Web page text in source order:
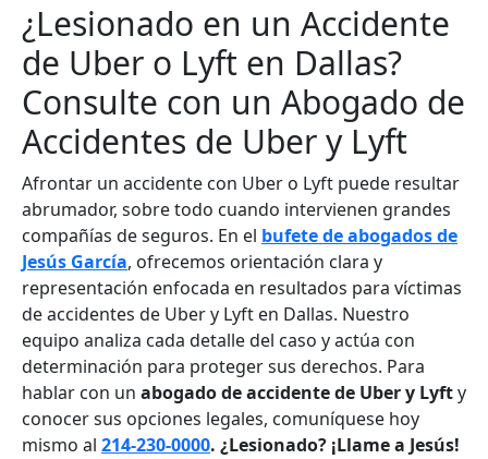
¿Lesionado en un Accidente
de Uber o Lyft en Dallas?
Consulte con un Abogado de
Accidentes de Uber y Lyft
Afrontar un accidente con Uber o Lyft puede resultar
abrumador, sobre todo cuando intervienen grandes
compañías de seguros. En el bufete de abogados de
Jesús García, ofrecemos orientación clara y
representación enfocada en resultados para víctimas
de accidentes de Uber y Lyft en Dallas. Nuestro
equipo analiza cada detalle del caso y actúa con
determinación para proteger sus derechos. Para
hablar con un abogado de accidente de Uber y Lyfty
conocer sus opciones legales, comuníquese hoy
mismo al 214-230-0000. ¿Lesionado? ¡Llame a Jesús!